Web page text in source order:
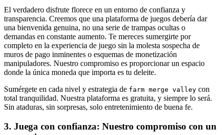
El verdadero disfrute florece en un entorno de confianza y
transparencia. Creemos que una plataforma de juegos debería dar
una bienvenida genuina, no una serie de trampas ocultas o
demandas en constante aumento. Te mereces sumergirte por
completo en la experiencia de juego sin la molesta sospecha de
muros de pago inminentes o esquemas de monetización
manipuladores. Nuestro compromiso es proporcionar un espacio
donde la única moneda que importa es tu deleite.
Sumérgete en cada nivel y estrategia de farm merge valley con
total tranquilidad. Nuestra plataforma es gratuita, y siempre lo será.
Sin ataduras, sin sorpresas, solo entretenimiento de buena fe.
3. Juega con confianza: Nuestro compromiso con un